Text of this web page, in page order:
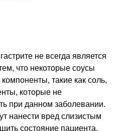
не всегда является
что некоторые соусы
такие как соль,
которые не
при данном заболевании.
нанести вред слизистым
состояние пациента.